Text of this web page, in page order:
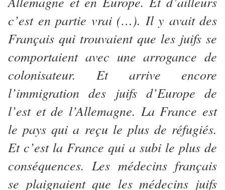
c’est en partie vrai (…). Il y avait des
Français qui trouvaient que les juifs se
comportaient avec une arrogance de
colonisateur. Et arrive encore
l’immigration des juifs d’Europe de
l’est et de l’Allemagne. La France est
le pays qui a reçu le plus de réfugiés.
Et c’est la France qui a subi le plus de
conséquences. Les médecins français
se plaignaient que les médecins juifs